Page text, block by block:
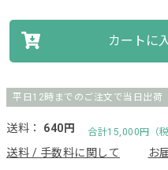
カートに
平日12時までのご注文で当日出荷
送料： 640円 合計15,000円（
送料 / 手数料に関して お